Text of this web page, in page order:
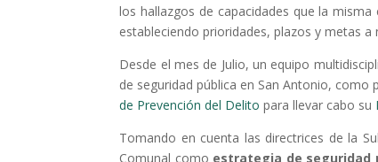
los hallazgos de capacidades que la
estableciendo prioridades, plazos y metas a
Desde el mes de Julio, un equipo
de seguridad pública en San Antonio,
de Prevención del Delito para llevar cabo su
Tomando en cuenta las directrices de la
Comunal como estrategia de seguridad